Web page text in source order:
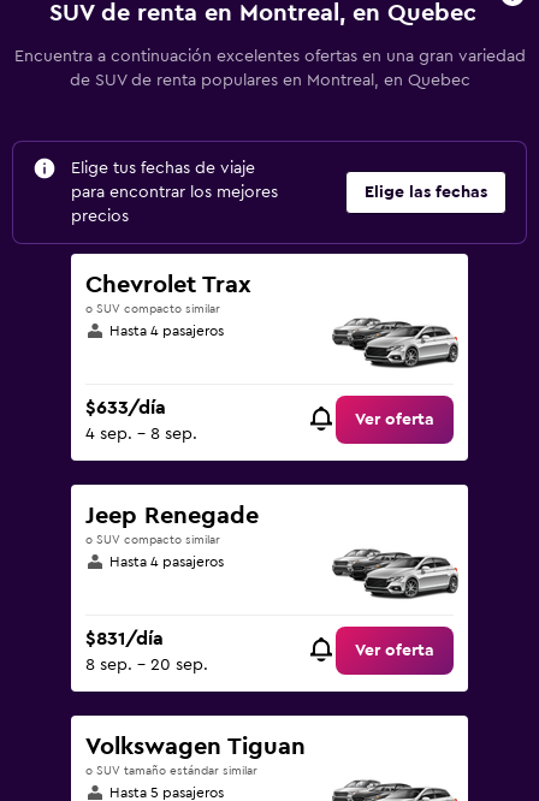
SUV de renta en Montreal, en Quebec
Encuentra a continuación excelentes ofertas en una gran variedad
de SUV de renta populares en Montreal, en Quebec
Elige tus fechas de viaje
para encontrar los mejores
precios
Elige las fechas
Chevrolet Trax
o SUV compacto similar
Hasta 4 pasajeros
$633/día
4 sep. - 8 sep.
Ver oferta
Jeep Renegade
o SUV compacto similar
Hasta 4 pasajeros
$831/día
8 sep. - 20 sep.
Ver oferta
Volkswagen Tiguan
o SUV tamaño estándar similar
Hasta 5 pasajeros